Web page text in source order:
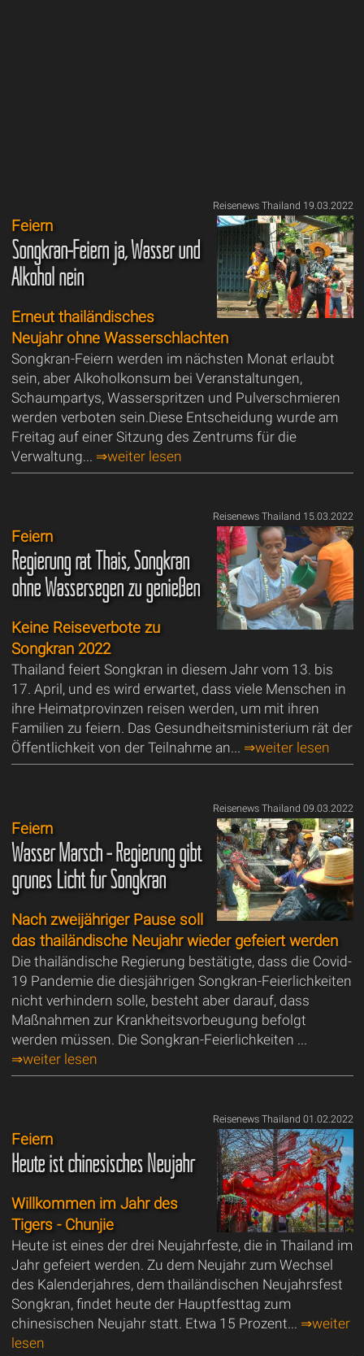
Reisenews Thailand 19.03.2022
Feiern
Songkran-Feiern ja, Wasser und
Alkohol nein
Erneut thailändisches
Neujahr ohne Wasserschlachten
Songkran-Feiern werden im nächsten Monat erlaubt
sein, aber Alkoholkonsum bei Veranstaltungen,
Schaumpartys, Wasserspritzen und Pulverschmieren
werden verboten sein.Diese Entscheidung wurde am
Freitag auf einer Sitzung des Zentrums für die
Verwaltung... ⇒weiter lesen
Reisenews Thailand 15.03.2022
Feiern
Regierung rät Thais, Songkran
ohne Wassersegen zu genießen
Keine Reiseverbote zu
Songkran 2022
Thailand feiert Songkran in diesem Jahr vom 13. bis
17. April, und es wird erwartet, dass viele Menschen in
ihre Heimatprovinzen reisen werden, um mit ihren
Familien zu feiern. Das Gesundheitsministerium rät der
Öffentlichkeit von der Teilnahme an... ⇒weiter lesen
Reisenews Thailand 09.03.2022
Feiern
Wasser Marsch - Regierung gibt
grünes Licht für Songkran
Nach zweijähriger Pause soll
das thailändische Neujahr wieder gefeiert werden
Die thailändische Regierung bestätigte, dass die Covid-
19 Pandemie die diesjährigen Songkran-Feierlichkeiten
nicht verhindern solle, besteht aber darauf, dass
Maßnahmen zur Krankheitsvorbeugung befolgt
werden müssen. Die Songkran-Feierlichkeiten ...
⇒weiter lesen
Reisenews Thailand 01.02.2022
Feiern
Heute ist chinesisches Neujahr
Willkommen im Jahr des
Tigers - Chunjie
Heute ist eines der drei Neujahrfeste, die in Thailand im
Jahr gefeiert werden. Zu dem Neujahr zum Wechsel
des Kalenderjahres, dem thailändischen Neujahrsfest
Songkran, findet heute der Hauptfesttag zum
chinesischen Neujahr statt. Etwa 15 Prozent... ⇒weiter
lesen